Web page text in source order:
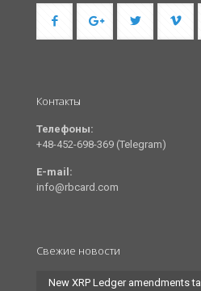
Контакты
Телефоны:
+48-452-698-369 (Telegram)
E-mail:
info@rbcard.com
Свежие новости
New XRP Ledger amendments